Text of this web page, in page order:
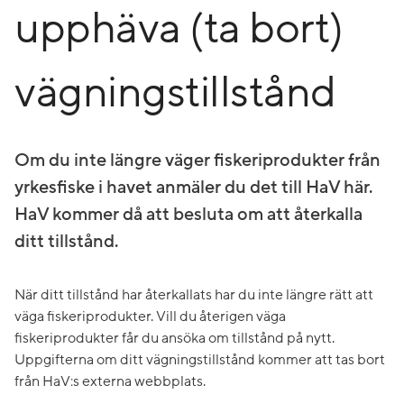
upphäva (ta bort)
vägningstillstånd
Om du inte längre väger fiskeriprodukter från
yrkesfiske i havet anmäler du det till HaV här.
HaV kommer då att besluta om att återkalla
ditt tillstånd.
När ditt tillstånd har återkallats har du inte längre rätt att
väga fiskeriprodukter. Vill du återigen väga
fiskeriprodukter får du ansöka om tillstånd på nytt.
Uppgifterna om ditt vägningstillstånd kommer att tas bort
från HaV:s externa webbplats.